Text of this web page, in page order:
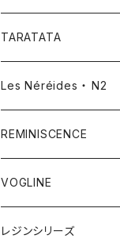
TARATATA
Les Néréides ・ N2
REMINISCENCE
VOGLINE
レジンシリーズ